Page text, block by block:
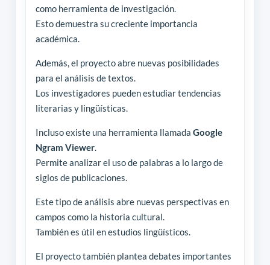
como herramienta de investigación.
Esto demuestra su creciente importancia
académica.
Además, el proyecto abre nuevas posibilidades
para el análisis de textos.
Los investigadores pueden estudiar tendencias
literarias y lingüísticas.
Incluso existe una herramienta llamada Google
Ngram Viewer.
Permite analizar el uso de palabras a lo largo de
siglos de publicaciones.
Este tipo de análisis abre nuevas perspectivas en
campos como la historia cultural.
También es útil en estudios lingüísticos.
El proyecto también plantea debates importantes